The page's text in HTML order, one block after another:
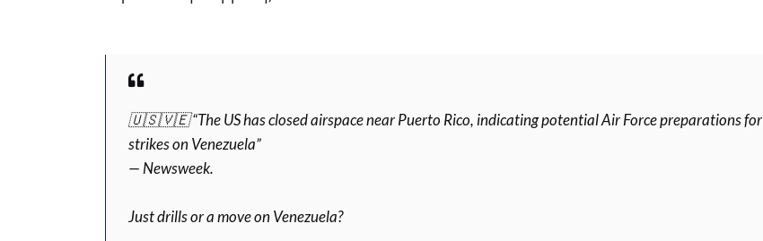
🇺🇸🇻🇪 “The US has closed airspace near Puerto Rico, indicating potential Air Force preparations for
strikes on Venezuela”
— Newsweek.
Just drills or a move on Venezuela?